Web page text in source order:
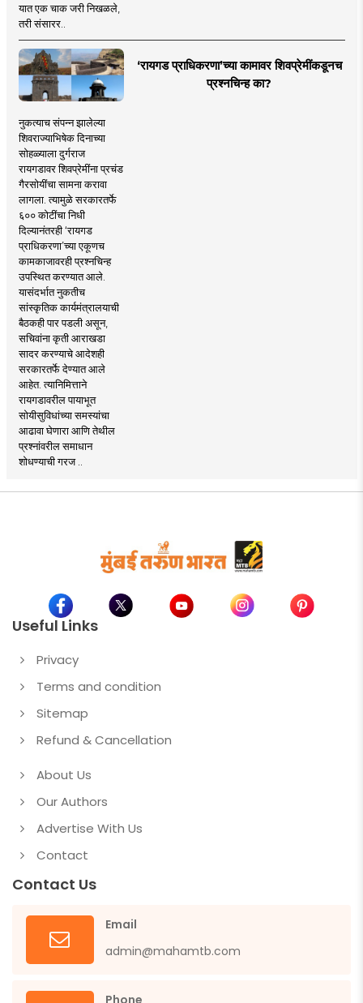
यात एक चाक जरी निखळले,
तरी संसारर..
‘रायगड प्राधिकरणा’च्या कामावर शिवप्रेमींकडूनच
प्रश्नचिन्ह का?
नुकत्याच संपन्न झालेल्या
शिवराज्याभिषेक दिनाच्या
सोहळ्याला दुर्गराज
रायगडावर शिवप्रेमींना प्रचंड
गैरसोयींचा सामना करावा
लागला. त्यामुळे सरकारतर्फे
६०० कोटींचा निधी
दिल्यानंतरही ‘रायगड
प्राधिकरणा’च्या एकूणच
कामकाजावरही प्रश्नचिन्ह
उपस्थित करण्यात आले.
यासंदर्भात नुकतीच
सांस्कृतिक कार्यमंत्रालयाची
बैठकही पार पडली असून,
सचिवांना कृती आराखडा
सादर करण्याचे आदेशही
सरकारतर्फे देण्यात आले
आहेत. त्यानिमित्ताने
रायगडावरील पायाभूत
सोयीसुविधांच्या समस्यांचा
आढावा घेणारा आणि तेथील
प्रश्नांवरील समाधान
शोधण्याची गरज ..
Useful Links
Privacy
Terms and condition
Sitemap
Refund & Cancellation
About Us
Our Authors
Advertise With Us
Contact
Contact Us
Email
admin@mahamtb.com
Phone